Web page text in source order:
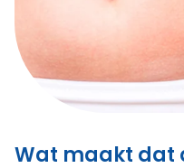
Wat maakt dat